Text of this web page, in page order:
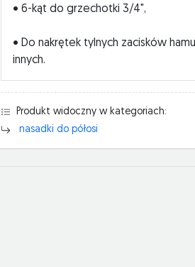
• 6-kąt do grzechotki 3/4",
• Do nakrętek tylnych zacisków
innych.
Produkt widoczny w kategoriach:
nasadki do półosi